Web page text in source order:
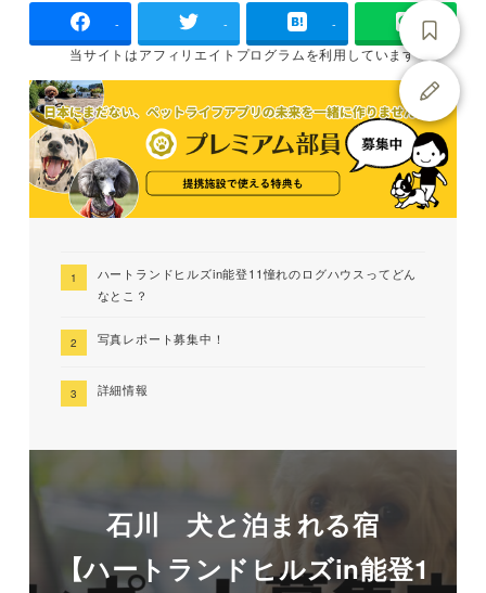
- - -
当サイトはアフィリエイトプログラムを利用しています
ハートランドヒルズin能登11憧れのログハウスってどん
なとこ？
写真レポート募集中！
詳細情報
石川 犬と泊まれる宿
【ハートランドヒルズin能登1